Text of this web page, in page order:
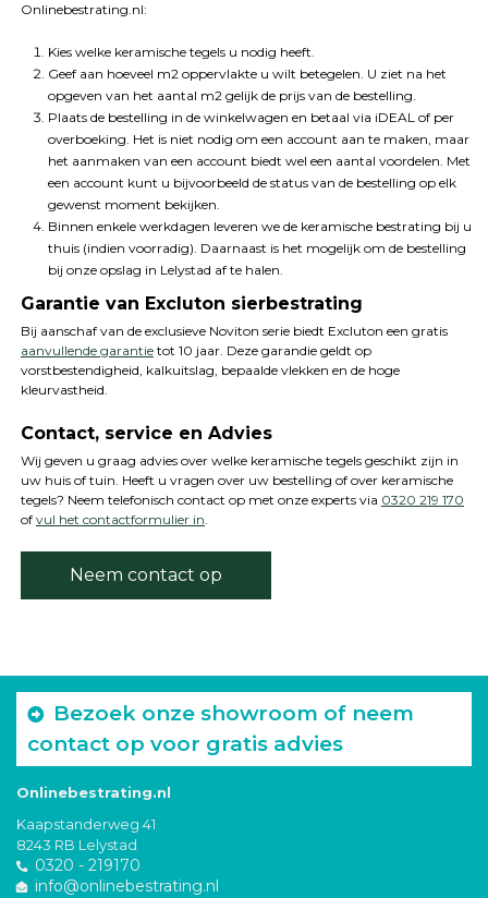
Onlinebestrating.nl:
Kies welke keramische tegels u nodig heeft.
Geef aan hoeveel m2 oppervlakte u wilt betegelen. U ziet na het
opgeven van het aantal m2 gelijk de prijs van de bestelling.
Plaats de bestelling in de winkelwagen en betaal via iDEAL of per
overboeking. Het is niet nodig om een account aan te maken, maar
het aanmaken van een account biedt wel een aantal voordelen. Met
een account kunt u bijvoorbeeld de status van de bestelling op elk
gewenst moment bekijken.
Binnen enkele werkdagen leveren we de keramische bestrating bij u
thuis (indien voorradig). Daarnaast is het mogelijk om de bestelling
bij onze opslag in Lelystad af te halen.
Garantie van Excluton sierbestrating
Bij aanschaf van de exclusieve Noviton serie biedt Excluton een gratis
aanvullende garantietot 10 jaar. Deze garandie geldt op
vorstbestendigheid, kalkuitslag, bepaalde vlekken en de hoge
kleurvastheid.
Contact, service en Advies
Wij geven u graag advies over welke keramische tegels geschikt zijn in
uw huis of tuin. Heeft u vragen over uw bestelling of over keramische
tegels? Neem telefonisch contact op met onze experts via 0320 219 170
of vul het contactformulier in.
Neem contact op
Bezoek onze showroom of neem
contact op voor gratis advies
Onlinebestrating.nl
Kaapstanderweg 41
8243 RB Lelystad
0320 - 219170
info@onlinebestrating.nl